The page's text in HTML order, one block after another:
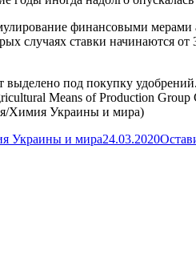
финансовыми мерами
случаях ставки начинаются
выделено под покупку
Means of Production
Химия Украины и мира)
Украины и мира24.03.2020